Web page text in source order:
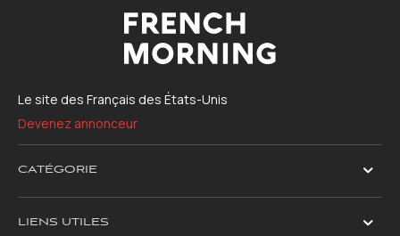
Le site des Français des États-Unis
Devenez annonceur
CATÉGORIE
LIENS UTILES